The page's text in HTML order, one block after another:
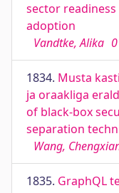
sector
adoption
Vandtke, Alika
1834. Musta
ja oraakliga
of black-box
separation
Wang,
1835. GraphQL